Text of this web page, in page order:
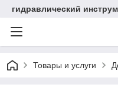
гидравлический
Товары и услуги